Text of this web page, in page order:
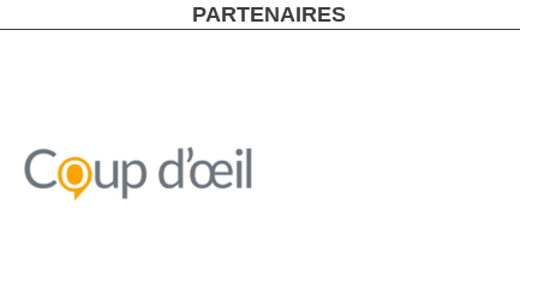
PARTENAIRES